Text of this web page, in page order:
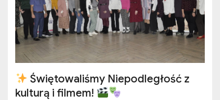
Świętowaliśmy Niepodległość z
kulturą i filmem!